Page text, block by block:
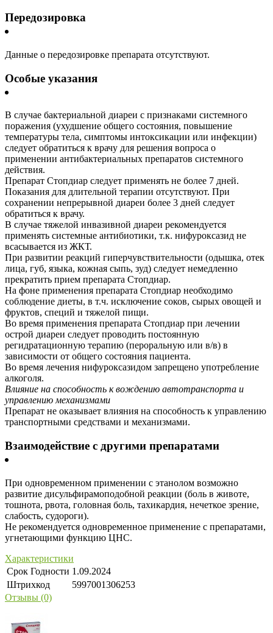
Передозировка
Данные о передозировке препарата отсутствуют.
Особые указания
В случае бактериальной диареи с признаками системного
поражения (ухудшение общего состояния, повышение
температуры тела, симптомы интоксикации или инфекции)
следует обратиться к врачу для решения вопроса о
применении антибактериальных препаратов системного
действия.
Препарат Стопдиар следует применять не более 7 дней.
Показания для длительной терапии отсутствуют. При
сохранении непрерывной диареи более 3 дней следует
обратиться к врачу.
В случае тяжелой инвазивной диареи рекомендуется
применять системные антибиотики, т.к. нифуроксазид не
всасывается из ЖКТ.
При развитии реакций гиперчувствительности (одышка, отек
лица, губ, языка, кожная сыпь, зуд) следует немедленно
прекратить прием препарата Стопдиар.
На фоне применения препарата Стопдиар необходимо
соблюдение диеты, в т.ч. исключение соков, сырых овощей и
фруктов, специй и тяжелой пищи.
Во время применения препарата Стопдиар при лечении
острой диареи следует проводить постоянную
регидратационную терапию (пероральную или в/в) в
зависимости от общего состояния пациента.
Во время лечения нифуроксазидом запрещено употребление
алкоголя.
Влияние на способность к вождению автотранспорта и
управлению механизмами
Препарат не оказывает влияния на способность к управлению
транспортными средствами и механизмами.
Взаимодействие с другими препаратами
При одновременном применении с этанолом возможно
развитие дисульфирамоподобной реакции (боль в животе,
тошнота, рвота, головная боль, тахикардия, нечеткое зрение,
слабость, судороги).
Не рекомендуется одновременное применение с препаратами,
угнетающими функцию ЦНС.
Характеристики
Срок Годности 1.09.2024
Штрихкод
5997001306253
Отзывы (0)